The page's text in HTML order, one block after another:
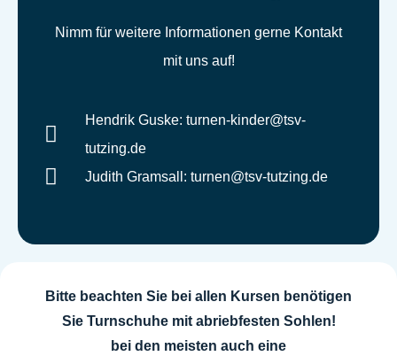
Nimm für weitere Informationen gerne Kontakt
mit uns auf!
Hendrik Guske: turnen-kinder@tsv-
tutzing.de
Judith Gramsall: turnen@tsv-tutzing.de
Bitte beachten Sie bei allen Kursen benötigen
Sie Turnschuhe mit abriebfesten Sohlen!
bei den meisten auch eine